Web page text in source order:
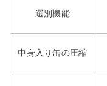
選別機能
中身入り缶の圧縮